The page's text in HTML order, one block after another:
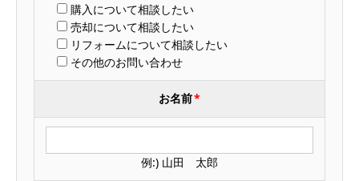
購入について相談したい
売却について相談したい
リフォームについて相談したい
その他のお問い合わせ
お名前*
例:) 山田 太郎